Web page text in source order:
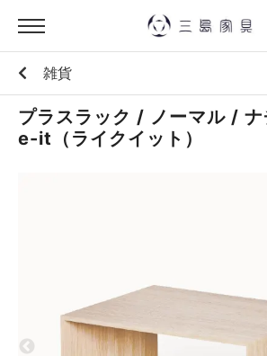
カテゴリー
ブランドから探す
ポイントについて
配送料について
雑貨
プラスラック / ノーマル /
e-it（ライクイット）